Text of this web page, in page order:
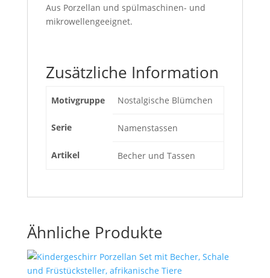
Aus Porzellan und spülmaschinen- und
mikrowellengeeignet.
Zusätzliche Information
Motivgruppe Nostalgische Blümchen
Serie Namenstassen
Artikel Becher und Tassen
Ähnliche Produkte